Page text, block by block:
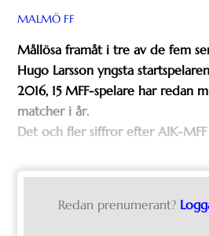
MALMÖ FF
Mållösa framåt i tre av de fem
Hugo Larsson yngsta
2016, 15 MFF-spelare har redan
matcher i år.
Det och fler siffror efter AIK-
Redan prenumerant?